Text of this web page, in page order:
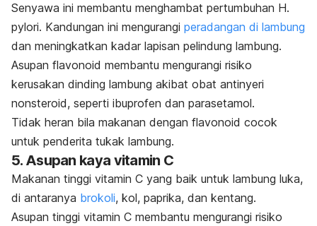
Senyawa ini membantu menghambat pertumbuhan H.
pylori. Kandungan ini mengurangi peradangan di lambung
dan meningkatkan kadar lapisan pelindung lambung.
Asupan flavonoid membantu mengurangi risiko
kerusakan dinding lambung akibat obat antinyeri
nonsteroid, seperti ibuprofen dan parasetamol.
Tidak heran bila makanan dengan flavonoid cocok
untuk penderita tukak lambung.
5. Asupan kaya vitamin C
Makanan tinggi vitamin C yang baik untuk lambung luka,
di antaranya brokoli, kol, paprika, dan kentang.
Asupan tinggi vitamin C membantu mengurangi risiko